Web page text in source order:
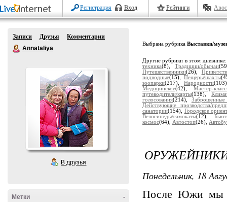
Регистрация Вход Рейтинги
Записи Друзья
Комментарии
Annataliya
В друзья
-
Метки
Выбрана рубрика Выставки/
Другие рубрики в этом
техника(8), Традиции/обычаи
Путешественники(26),
подводные(15), Пещеры/шахты
зоопарки(217), Народности
Медицинское(42), Мастер-
путеводители/карты(138),
голосования(214), Заброшенные
Действующие прозводства/
санатории(154), Городское
Велосипеды/самокаты(12),
космос(64), Автостоп(26),
Понедельник, 18
После Южи мы